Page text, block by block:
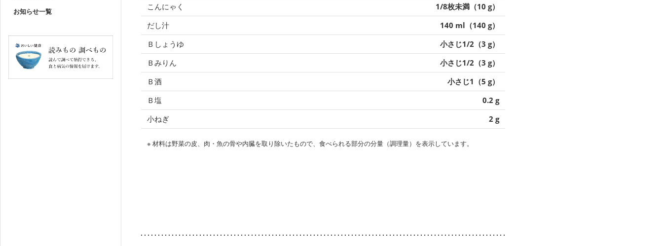
お知らせ一覧
こんにゃく
1/8枚未満（10 g）
だし汁
140 ml（140 g）
Ｂしょうゆ
小さじ1/2（3 g）
Ｂみりん
小さじ1/2（3 g）
Ｂ酒
小さじ1（5 g）
Ｂ塩
0.2 g
小ねぎ
2 g
※ 材料は野菜の皮、肉・魚の骨や内臓を取り除いたもので、食べられる部分の分量（調理量）を表示しています。